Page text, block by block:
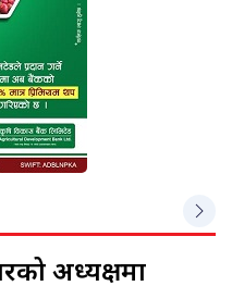
अध्यक्षमा